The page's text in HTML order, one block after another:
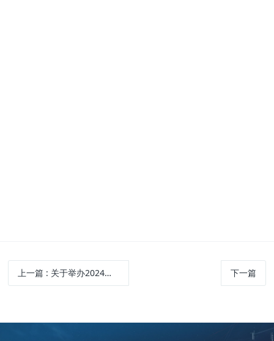
上一篇 : 关于举办2024年渗透检测（PT）Ⅲ级 人员专业培训活动的通知 下一篇